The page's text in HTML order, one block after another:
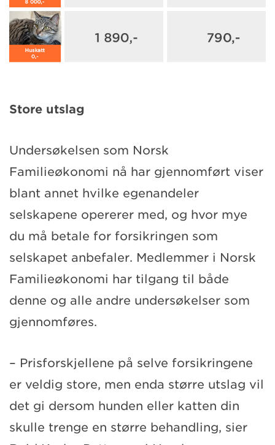
Store utslag
Undersøkelsen som Norsk
Familieøkonomi nå har gjennomført viser
blant annet hvilke egenandeler
selskapene opererer med, og hvor mye
du må betale for forsikringen som
selskapet anbefaler. Medlemmer i Norsk
Familieøkonomi har tilgang til både
denne og alle andre undersøkelser som
gjennomføres.
– Prisforskjellene på selve forsikringene
er veldig store, men enda større utslag vil
det gi dersom hunden eller katten din
skulle trenge en større behandling, sier